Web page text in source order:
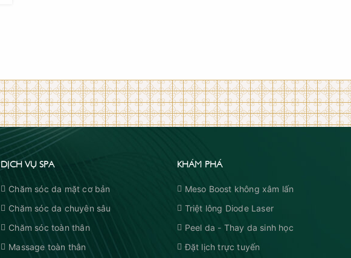
DỊCH VỤ SPA
Chăm sóc da mặt cơ bản
Chăm sóc da chuyên sâu
Chăm sóc toàn thân
Massage toàn thân
KHÁM PHÁ
Meso Boost không xâm lấn
Triệt lông Diode Laser
Peel da - Thay da sinh học
Đặt lịch trực tuyến